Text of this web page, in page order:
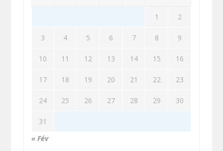
1 2
3 4 5 6 7 8 9
10 11 12 13 14 15 16
17 18 19 20 21 22 23
24 25 26 27 28 29 30
31
« Fév